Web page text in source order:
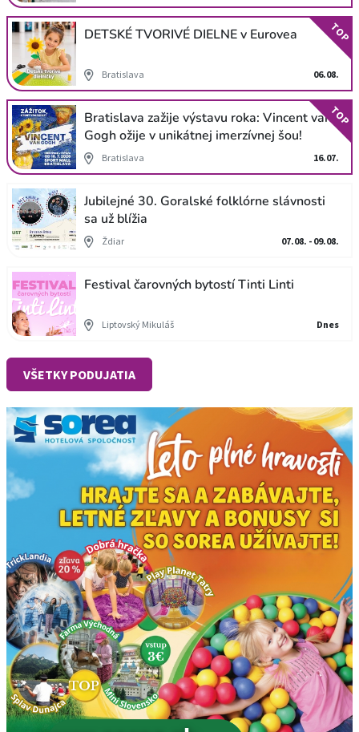
DETSKÉ TVORIVÉ DIELNE v Eurovea
Bratislava 06.08.
TOP
Bratislava zažije výstavu roka: Vincent van
Gogh ožije v unikátnej imerzívnej šou!
Bratislava 16.07.
TOP
Jubilejné 30. Goralské folklórne slávnosti
sa už blížia
Ždiar 07.08. - 09.08.
Festival čarovných bytostí Tinti Linti
Liptovský Mikuláš Dnes
VŠETKY PODUJATIA